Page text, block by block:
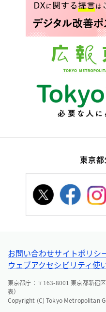
東京
お問い合わせサイトポリシ
ウェブアクセシビリティ使
東京都庁：〒163-8001 東京都新宿
表）
Copyright (C) Tokyo Metropolitan